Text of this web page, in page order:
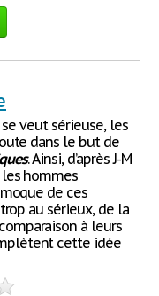
veut sérieuse, les
dans le but de
. Ainsi, d’après J-M
hommes
de ces
au sérieux, de la
à leurs
cette idée